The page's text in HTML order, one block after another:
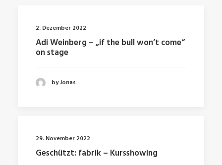
2. Dezember 2022
Adi Weinberg – „if the bull won’t come“
on stage
by Jonas
29. November 2022
Geschützt: fabrik – Kursshowing